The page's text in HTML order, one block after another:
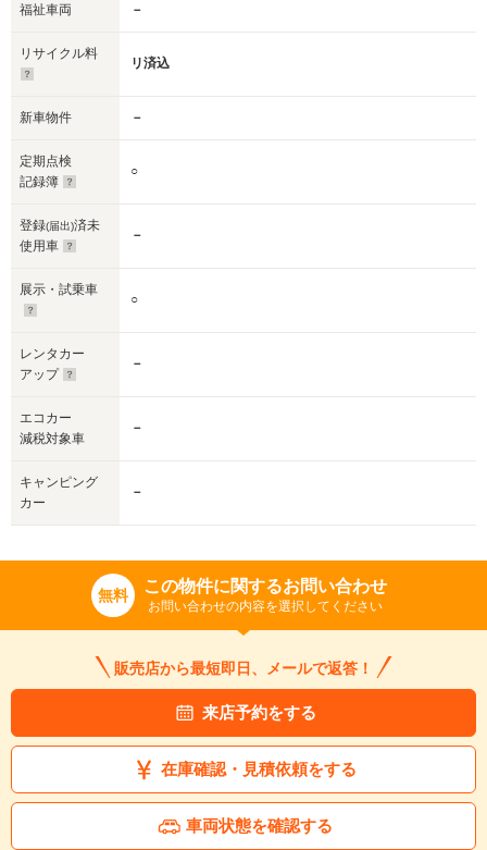
福祉車両 －
リサイクル料
リ済込
新車物件 －
定期点検
記録簿
○
登録(届出)済未
使用車
－
展示・試乗車
○
レンタカー
アップ
－
エコカー
減税対象車
－
キャンピング
カー
－
無料 この物件に関するお問い合わせ
お問い合わせの内容を選択してください
販売店から最短即日、メールで返答！
来店予約をする
在庫確認・見積依頼をする
車両状態を確認する